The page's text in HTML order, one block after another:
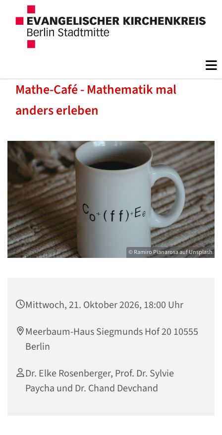
Mathe-Café - Mathematik mal
anders erleben
© Ramiro Pianarosa auf Unsplash
Mittwoch, 21. Oktober 2026, 18:00 Uhr
Meerbaum-Haus Siegmunds Hof 20 10555
Berlin
Dr. Elke Rosenberger, Prof. Dr. Sylvie
Paycha und Dr. Chand Devchand